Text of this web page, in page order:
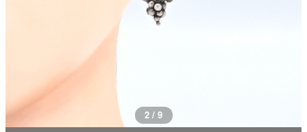
2 / 9